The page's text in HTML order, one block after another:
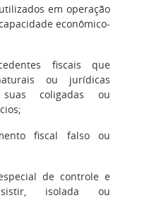
em operação
econômico-
fiscais que
ou jurídicas
coligadas ou
fiscal falso ou
de controle e
isolada ou